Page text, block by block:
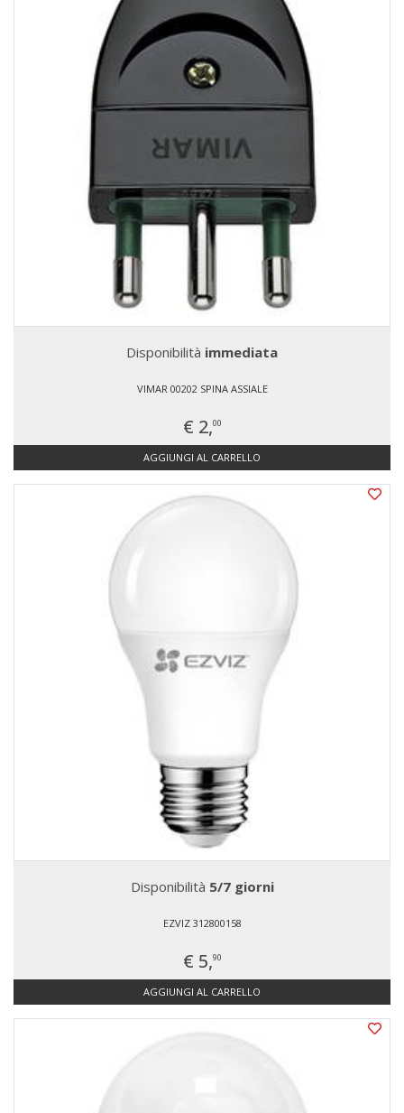
Disponibilità immediata
VIMAR 00202 SPINA ASSIALE
€ 2,00
AGGIUNGI AL CARRELLO
Disponibilità 5/7 giorni
EZVIZ 312800158
€ 5,90
AGGIUNGI AL CARRELLO